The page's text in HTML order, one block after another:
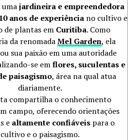
umajardineira e empreendedora
10 anos de experiênciano cultivo e
de plantas em Curitiba. Como
da renomadaMel Garden, ela
sua paixão em uma autoridade
se emflores, suculentas e
paisagismo, área na qual atua
diariamente.
compartilha o conhecimento
campo, oferecendo orientações
e altamente confiáveispara o
cultivo e o paisagismo.